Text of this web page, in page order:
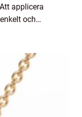
applicera
och